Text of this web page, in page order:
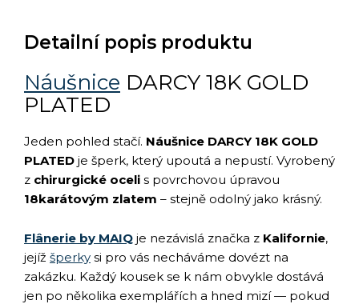
Detailní popis produktu
Náušnice DARCY 18K GOLD
PLATED
Jeden pohled stačí. Náušnice DARCY 18K GOLD
PLATED je šperk, který upoutá a nepustí. Vyrobený
z chirurgické oceli s povrchovou úpravou
18karátovým zlatem – stejně odolný jako krásný.
Flânerie by MAIQ je nezávislá značka z Kalifornie,
jejíž šperky si pro vás necháváme dovézt na
zakázku. Každý kousek se k nám obvykle dostává
jen po několika exemplářích a hned mizí — pokud